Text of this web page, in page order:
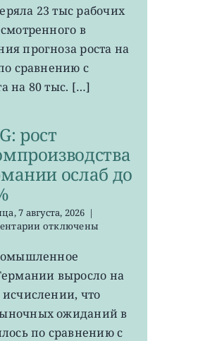
рабочих
мест
США
неожиданно
сократилось
23 тыс рабочих
в
прогноза роста на
сравнению с
на 80 тыс. […]
рост
ослаб до
7 августа, 2026 |
к
EWG:
рост
промпроизводства
Германии
до
0,2%
отключены
выросло на
что
ожиданий в
по сравнению с